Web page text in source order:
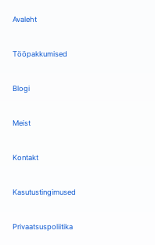
Avaleht
Tööpakkumised
Blogi
Meist
Kontakt
Kasutustingimused
Privaatsuspoliitika